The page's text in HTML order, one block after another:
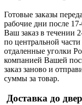
Готовые заказы
рабочие дни после
Ваш заказ в течении
по центральной
отдаленные уголки
компанией Вашей
заказ заново и
суммы за товар.
Доставка до